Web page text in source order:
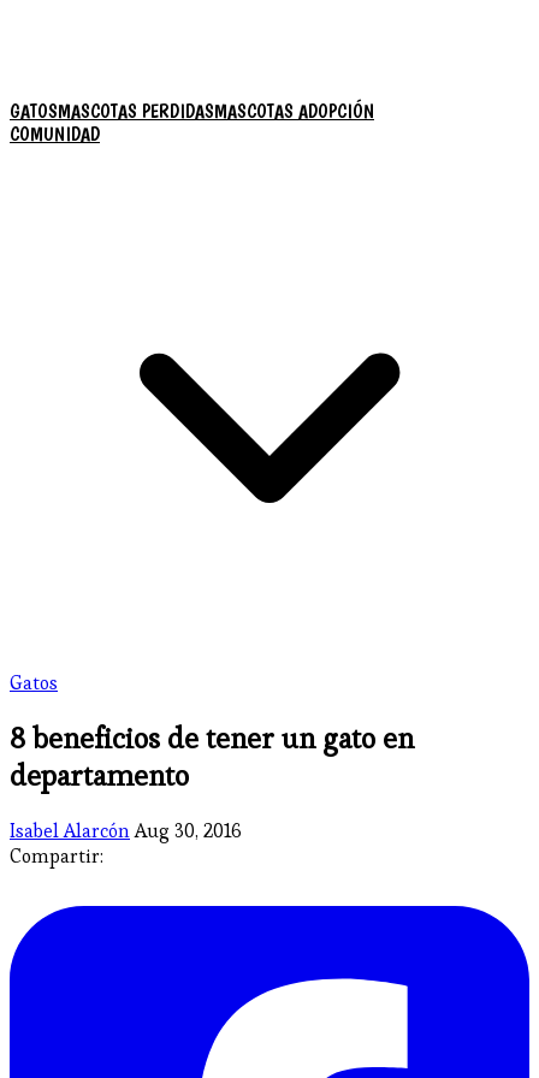
GATOSMASCOTAS PERDIDASMASCOTAS ADOPCIÓN
COMUNIDAD
Gatos
8 beneficios de tener un gato en
departamento
Isabel AlarcónAug 30, 2016
Compartir: